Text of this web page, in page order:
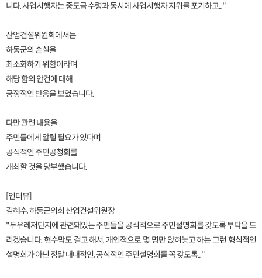
니다. 사업시행자는 중도금 수령과 동시에 사업시행자 지위를 포기하고..."
산업건설위원회에서는
하동군의 손실을
최소화하기 위함이라며
해당 합의 안건에 대해
긍정적인 반응을 보였습니다.
다만 관련 내용을
주민들에게 알릴 필요가 있다며
공식적인 주민공청회를
개최할 것을 당부했습니다.
[인터뷰]
김혜수, 하동군의회 산업건설위원장
"두우레저단지에 관련돼있는 주민들을 공식적으로 주민설명회를 갖도록 부탁을 드
리겠습니다. 현수막도 걸고 해서, 개인적으로 몇 명만 앉혀놓고 하는 그런 형식적인
설명회가 아닌 정말 대대적인, 공식적인 주민설명회를 꼭 갖도록..."